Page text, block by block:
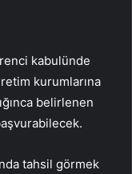
kabulünde
kurumlarına
belirlenen
tahsil görmek